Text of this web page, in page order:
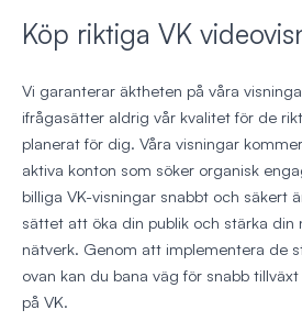
Köp riktiga VK
Vi garanterar äktheten på våra
ifrågasätter aldrig vår kvalitet för de
planerat för dig. Våra visningar
aktiva konton som söker organisk
billiga VK-visningar snabbt och säkert
sättet att öka din publik och stärka din
nätverk. Genom att implementera de
ovan kan du bana väg för snabb
på VK.